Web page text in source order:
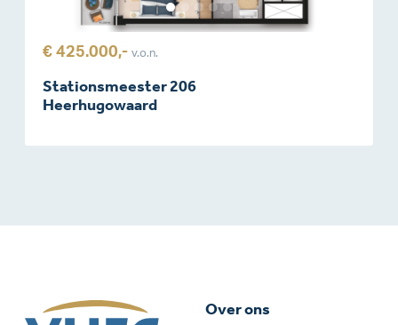
€ 425.000,- v.o.n.
Stationsmeester 206
Heerhugowaard
Over ons